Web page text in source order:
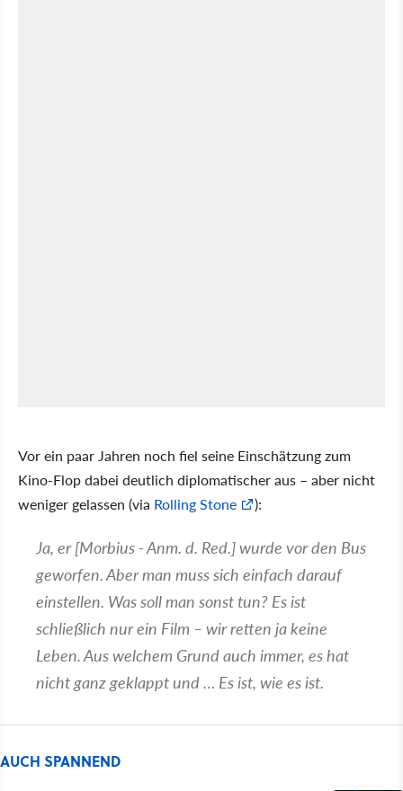
Vor ein paar Jahren noch fiel seine Einschätzung zum
Kino-Flop dabei deutlich diplomatischer aus – aber nicht
weniger gelassen (via Rolling Stone ):
Ja, er [Morbius - Anm. d. Red.] wurde vor den Bus
geworfen. Aber man muss sich einfach darauf
einstellen. Was soll man sonst tun? Es ist
schließlich nur ein Film – wir retten ja keine
Leben. Aus welchem Grund auch immer, es hat
nicht ganz geklappt und … Es ist, wie es ist.
AUCH SPANNEND